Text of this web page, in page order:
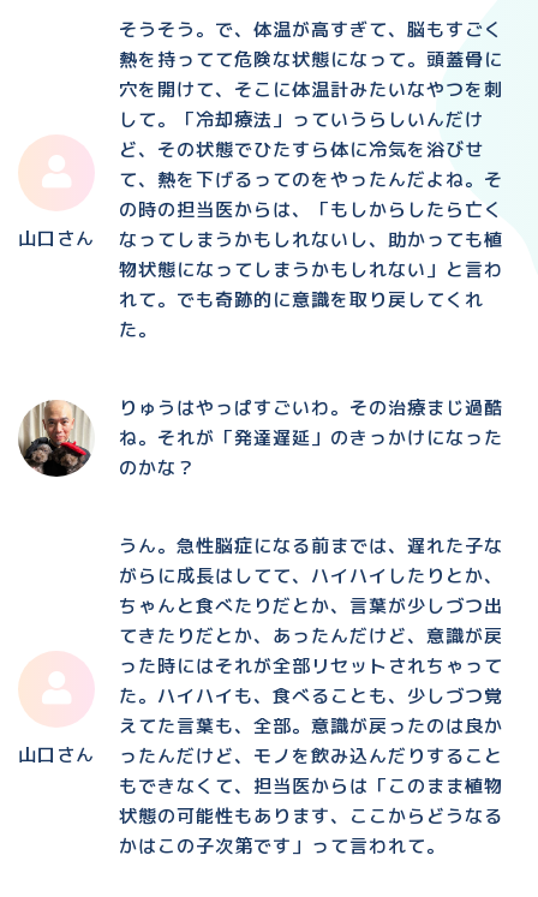
山口さん
そうそう。で、体温が高すぎて、脳もすごく
熱を持ってて危険な状態になって。頭蓋骨に
穴を開けて、そこに体温計みたいなやつを刺
して。「冷却療法」っていうらしいんだけ
ど、その状態でひたすら体に冷気を浴びせ
て、熱を下げるってのをやったんだよね。そ
の時の担当医からは、「もしからしたら亡く
なってしまうかもしれないし、助かっても植
物状態になってしまうかもしれない」と言わ
れて。でも奇跡的に意識を取り戻してくれ
た。
りゅうはやっぱすごいわ。その治療まじ過酷
ね。それが「発達遅延」のきっかけになった
のかな？
山口さん
うん。急性脳症になる前までは、遅れた子な
がらに成長はしてて、ハイハイしたりとか、
ちゃんと食べたりだとか、言葉が少しづつ出
てきたりだとか、あったんだけど、意識が戻
った時にはそれが全部リセットされちゃって
た。ハイハイも、食べることも、少しづつ覚
えてた言葉も、全部。意識が戻ったのは良か
ったんだけど、モノを飲み込んだりすること
もできなくて、担当医からは「このまま植物
状態の可能性もあります、ここからどうなる
かはこの子次第です」って言われて。